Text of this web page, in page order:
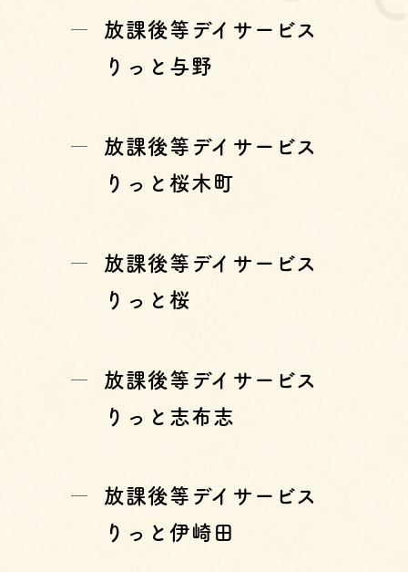
放課後等デイサービス
りっと与野
放課後等デイサービス
りっと桜木町
放課後等デイサービス
りっと桜
放課後等デイサービス
りっと志布志
放課後等デイサービス
りっと伊崎田